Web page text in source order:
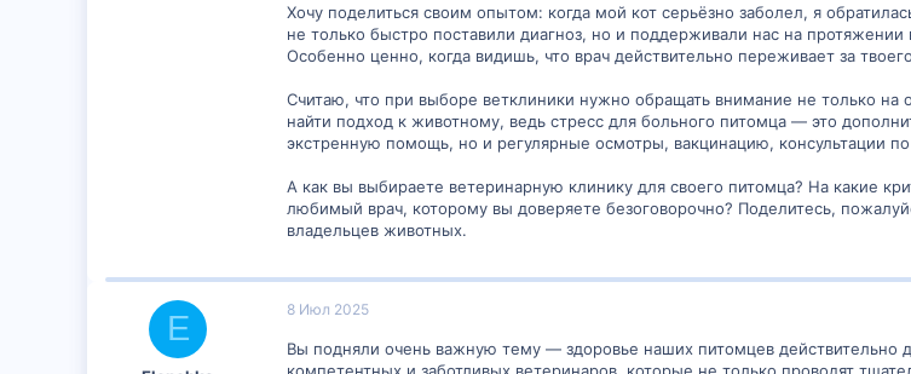
Обсудим:
— Где лечат вашего питомца в Кутаиси?
— Есть ли врачи, которых можете рекомендовать с чистым сердцем?
Хочу поделиться своим опытом: когда мой кот серьёзно заболел, я
не только быстро поставили диагноз, но и поддерживали нас на
Особенно ценно, когда видишь, что врач действительно переживает за
Считаю, что при выборе ветклиники нужно обращать внимание не только
найти подход к животному, ведь стресс для больного питомца — это
экстренную помощь, но и регулярные осмотры, вакцинацию, консультации
А как вы выбираете ветеринарную клинику для своего питомца? На какие
любимый врач, которому вы доверяете безоговорочно? Поделитесь,
владельцев животных.
E 8 Июл 2025
Вы подняли очень важную тему — здоровье наших питомцев